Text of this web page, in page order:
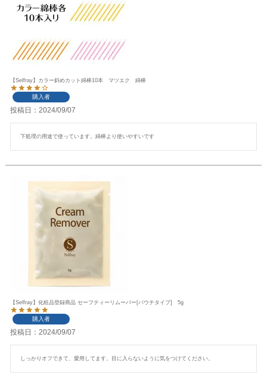
【Selfray】カラー斜めカット綿棒10本 マツエク 綿棒
購入者
投稿日 2024/09/07
下処理の用途で使っています。綿棒より使いやすいです
【Selfray】化粧品登録商品 セーフティーリムーバー[パウチタイプ] 5g
購入者
投稿日 2024/09/07
しっかりオフできて、愛用してます。目に入らないように気をつけてください。